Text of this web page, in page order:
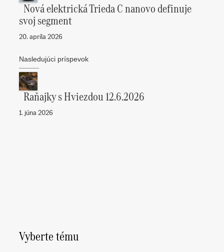
Nová elektrická Trieda C nanovo definuje
svoj segment
20. apríla 2026
Nasledujúci príspevok
Raňajky s Hviezdou 12.6.2026
1. júna 2026
Vyberte tému